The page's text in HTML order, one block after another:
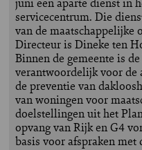
servicecentrum. Die
van de maatschappelijke
Directeur is Dineke ten
Binnen de gemeente is
verantwoordelijk voor de
de preventie van
van woningen voor
doelstellingen uit het
opvang van Rijk en G4
basis voor afspraken met